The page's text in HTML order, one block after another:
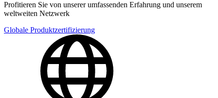
Profitieren Sie von unserer umfassenden Erfahrung und unserem
weltweiten Netzwerk
Globale Produktzertifizierung